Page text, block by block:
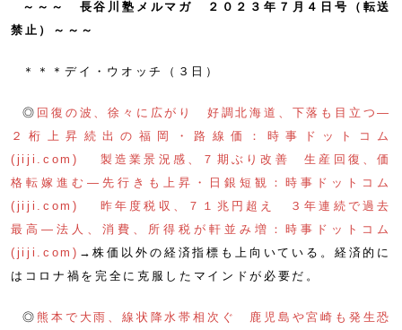
～～～ 長谷川塾メルマガ ２０２３年７月４日号（転送
禁止）～～～
＊＊＊デイ・ウオッチ（３日）
◎ 回復の波、徐々に広がり 好調北海道、下落も目立つ―
２桁上昇続出の福岡・路線価：時事ドットコム
(jiji.com)
製造業景況感、７期ぶり改善 生産回復、価
格転嫁進む―先行きも上昇・日銀短観：時事ドットコム
(jiji.com)
昨年度税収、７１兆円超え ３年連続で過去
最高―法人、消費、所得税が軒並み増：時事ドットコム
(jiji.com) →株価以外の経済指標も上向いている。経済的に
はコロナ禍を完全に克服したマインドが必要だ。
◎ 熊本で大雨、線状降水帯相次ぐ 鹿児島や宮崎も発生恐